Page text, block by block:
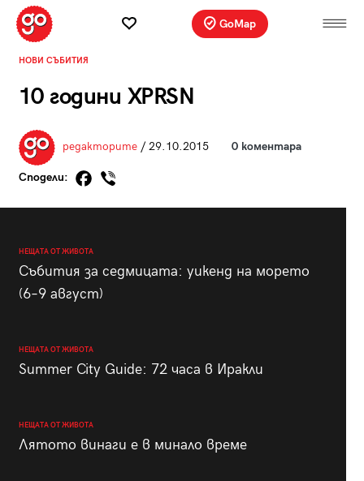
GoMap
НОВИ СЪБИТИЯ
10 години XPRSN
редакторите/ 29.10.2015 0 коментара
Сподели:
НЕЩАТА ОТ ЖИВОТА
Събития за седмицата: уикенд на морето
(6–9 август)
НЕЩАТА ОТ ЖИВОТА
Summer City Guide: 72 часа в Иракли
НЕЩАТА ОТ ЖИВОТА
Лятото винаги е в минало време